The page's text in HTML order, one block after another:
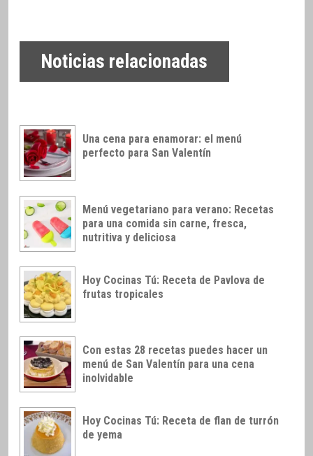
Noticias relacionadas
Una cena para enamorar: el menú
perfecto para San Valentín
Menú vegetariano para verano: Recetas
para una comida sin carne, fresca,
nutritiva y deliciosa
Hoy Cocinas Tú: Receta de Pavlova de
frutas tropicales
Con estas 28 recetas puedes hacer un
menú de San Valentín para una cena
inolvidable
Hoy Cocinas Tú: Receta de flan de turrón
de yema